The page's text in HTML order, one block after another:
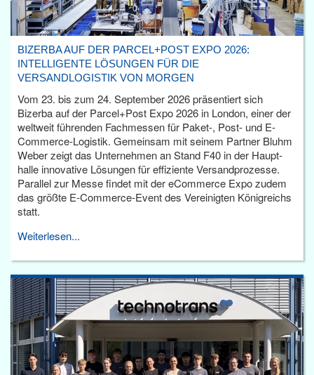
BIZERBA AUF DER PARCEL+POST EXPO 2026:
INTELLIGENTE LÖSUNGEN FÜR DIE
VERSANDLOGISTIK VON MORGEN
Vom 23. bis zum 24. September 2026 präsentiert sich
Bizerba auf der Parcel+Post Expo 2026 in London, einer der
weltweit führenden Fachmessen für Paket-, Post- und E-
Commerce-Logistik. Gemeinsam mit seinem Partner Bluhm
Weber zeigt das Unternehmen an Stand F40 in der Haupt­
halle innovative Lösungen für effiziente Versandprozesse.
Parallel zur Messe findet mit der eCommerce Expo zudem
das größte E-Commerce-Event des Vereinigten Königreichs
statt.
Weiterlesen...